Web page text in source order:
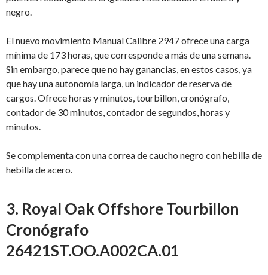
negro.
El nuevo movimiento Manual Calibre 2947 ofrece una carga
mínima de 173 horas, que corresponde a más de una semana.
Sin embargo, parece que no hay ganancias, en estos casos, ya
que hay una autonomía larga, un indicador de reserva de
cargos. Ofrece horas y minutos, tourbillon, cronógrafo,
contador de 30 minutos, contador de segundos, horas y
minutos.
Se complementa con una correa de caucho negro con hebilla de
hebilla de acero.
3. Royal Oak Offshore Tourbillon
Cronógrafo
26421ST.OO.A002CA.01